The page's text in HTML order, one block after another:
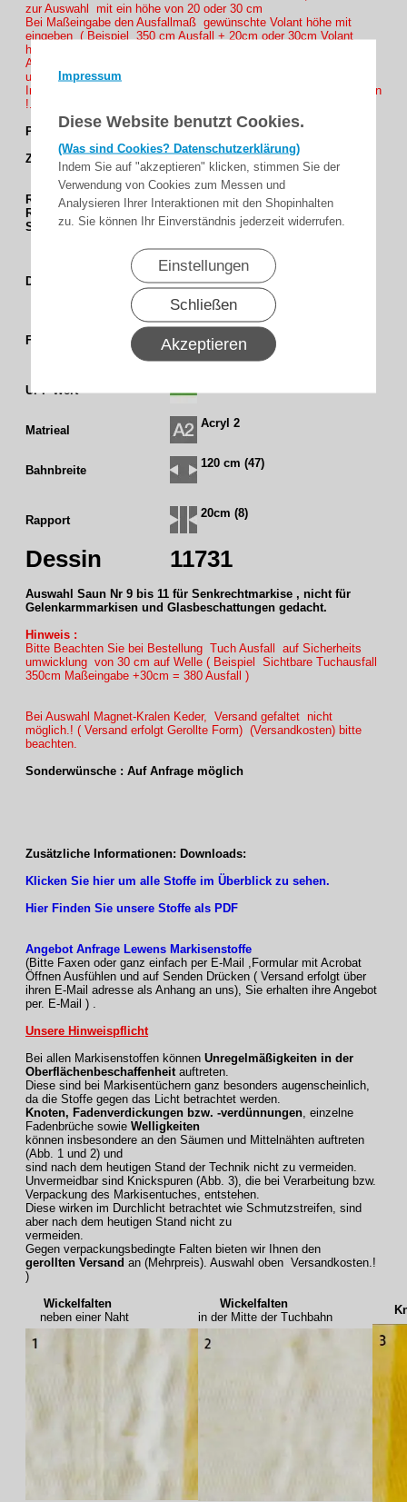
Impressum
Diese Website benutzt Cookies.
(Was sind Cookies? Datenschutzerklärung)
Indem Sie auf "akzeptieren" klicken, stimmen Sie der
Verwendung von Cookies zum Messen und
Analysieren Ihrer Interaktionen mit den Shopinhalten
zu. Sie können Ihr Einverständnis jederzeit widerrufen.
Einstellungen
Schließen
Akzeptieren
zur Auswahl mit ein höhe von 20 oder 30 cm
Bei Maßeingabe den Ausfallmaß gewünschte Volant höhe mit
eingeben ( Beispiel 350 cm Ausfall + 20cm oder 30cm Volant
höhe = 370 oder 380 Ausfall und bei Volant Auswahl die Höhe
Anklicken ob Sie es in höhe 20cm oder 30cm wünschen Volant 1
und 2 Ohne Mehrpreis Volant 3 und 4 mit Mehrpreis.
Info : Farb auswahl des Einfassbands nicht vergessen zu anklicken
!.
Passende Einfassband : E926 und E929
Zur Passende Gestelfarbe :
RAL 7016anthrazitgrau
RAL 8077
dunkelbraun
SL 88 - RAL 7016 anthrazitgrau Feinstruktur matt
Dessingruppe
Multistreifen
Blockstreifen
Farbgruppe
Caffe - Braun
UPF-Wert
Matrieal
Acryl 2
Bahnbreite
120 cm (47)
Rapport
20cm (8)
Dessin 11731
Auswahl Saun Nr 9 bis 11 für Senkrechtmarkise , nicht für
Gelenkarmmarkisen und Glasbeschattungen gedacht.
Hinweis :
Bitte Beachten Sie bei Bestellung Tuch Ausfall auf Sicherheits
umwicklung von 30 cm auf Welle ( Beispiel Sichtbare Tuchausfall
350cm Maßeingabe +30cm = 380 Ausfall )
Bei Auswahl Magnet-Kralen Keder, Versand gefaltet nicht
möglich.! ( Versand erfolgt Gerollte Form) (Versandkosten) bitte
beachten.
Sonderwünsche : Auf Anfrage möglich
Zusätzliche Informationen: Downloads:
Klicken Sie hier um alle Stoffe im Überblick zu sehen.
Hier Finden Sie unsere Stoffe als PDF
Angebot Anfrage Lewens Markisenstoffe
(Bitte Faxen oder ganz einfach per E-Mail ,Formular mit Acrobat
Öffnen Ausfühlen und auf Senden Drücken ( Versand erfolgt über
ihren E-Mail adresse als Anhang an uns), Sie erhalten ihre Angebot
per. E-Mail ) .
Unsere Hinweispflicht
Bei allen Markisenstoffen können Unregelmäßigkeiten in der
Oberflächenbeschaffenheitauftreten.
Diese sind bei Markisentüchern ganz besonders augenscheinlich,
da die Stoffe gegen das Licht betrachtet werden.
Knoten, Fadenverdickungen bzw. -verdünnungen, einzelne
Fadenbrüche sowie Welligkeiten
können insbesondere an den Säumen und Mittelnähten auftreten
(Abb. 1 und 2) und
sind nach dem heutigen Stand der Technik nicht zu vermeiden.
Unvermeidbar sind Knickspuren (Abb. 3), die bei Verarbeitung bzw.
Verpackung des Markisentuches, entstehen.
Diese wirken im Durchlicht betrachtet wie Schmutzstreifen, sind
aber nach dem heutigen Stand nicht zu
vermeiden.
Gegen verpackungsbedingte Falten bieten wir Ihnen den
gerollten Versand an (Mehrpreis). Auswahl oben Versandkosten.!
)
Wickelfalten
neben einer Naht
Wickelfalten
in der Mitte der Tuchbahn